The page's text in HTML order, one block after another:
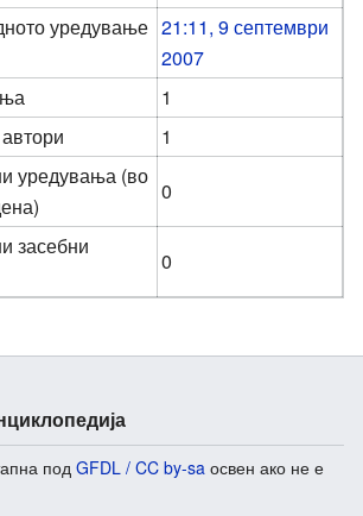
уредување 21:11, 9 септември
2007
1
1
уредувања (во
0
засебни
0
под GFDL / CC by-sa освен ако не е